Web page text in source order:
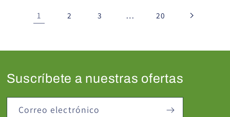
1 2 3 … 20
Suscríbete a nuestras ofertas
Correo electrónico